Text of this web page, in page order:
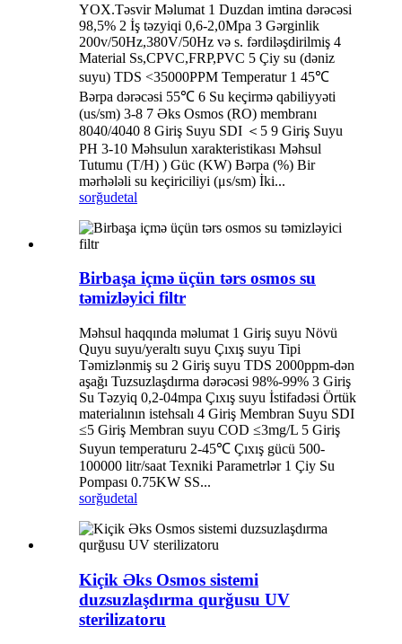
YOX.Təsvir Məlumat 1 Duzdan imtina dərəcəsi
98,5% 2 İş təzyiqi 0,6-2,0Mpa 3 Gərginlik
200v/50Hz,380V/50Hz və s. fərdiləşdirilmiş 4
Material Ss,CPVC,FRP,PVC 5 Çiy su (dəniz
suyu) TDS <35000PPM Temperatur 1 45℃
Bərpa dərəcəsi 55℃ 6 Su keçirmə qabiliyyəti
(us/sm) 3-8 7 Əks Osmos (RO) membranı
8040/4040 8 Giriş Suyu SDI ＜5 9 Giriş Suyu
PH 3-10 Məhsulun xarakteristikası Məhsul
Tutumu (T/H) ) Güc (KW) Bərpa (%) Bir
mərhələli su keçiriciliyi (μs/sm) İki...
sorğudetal
Birbaşa içmə üçün tərs osmos su
təmizləyici filtr
Məhsul haqqında məlumat 1 Giriş suyu Növü
Quyu suyu/yeraltı suyu Çıxış suyu Tipi
Təmizlənmiş su 2 Giriş suyu TDS 2000ppm-dən
aşağı Tuzsuzlaşdırma dərəcəsi 98%-99% 3 Giriş
Su Təzyiq 0,2-04mpa Çıxış suyu İstifadəsi Örtük
materialının istehsalı 4 Giriş Membran Suyu SDI
≤5 Giriş Membran suyu COD ≤3mg/L 5 Giriş
Suyun temperaturu 2-45℃ Çıxış gücü 500-
100000 litr/saat Texniki Parametrlər 1 Çiy Su
Pompası 0.75KW SS...
sorğudetal
Kiçik Əks Osmos sistemi
duzsuzlaşdırma qurğusu UV
sterilizatoru